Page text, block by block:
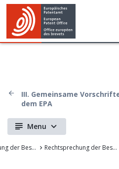
III. Gemeinsame
dem EPA
Menu
Rechtsprechung der Beschwerdekammern des EPA Rechtsprechung der Beschwerdekammern des Europäischen Patentamts